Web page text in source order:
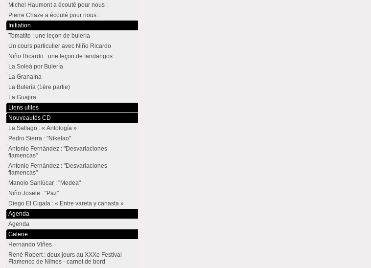
Michel Haumont a écouté pour nous :
Pierre Chaze a écouté pour nous :
Initiation
Tomatito : une leçon de bulería
Un cours particulier avec Niño Ricardo
Niño Ricardo : une leçon de fandangos
La Soleá por Bulería
La Granaína
La Bulería (1ère partie)
La Guajira
Liens utiles
Nouveautés CD
La Sallago : « Antología »
Pedro Sierra : "Nikelao"
Antonio Fernández : "Desvariaciones
flamencas"
Antonio Fernández : "Desvariaciones
flamencas"
Manolo Sanlúcar : "Medea"
Niño Josele : "Paz"
Diego El Cigala : « Entre vareta y canasta »
Agenda
Agenda
Galerie
Hernando Viñes
René Robert : deux jours au XXXe Festival
Flamenco de Nîmes - carnet de bord